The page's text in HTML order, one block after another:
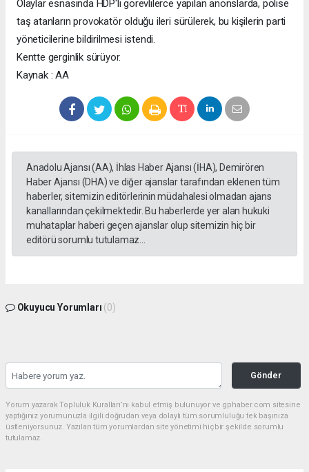
Olaylar esnasında HDP'li görevlilerce yapılan anonslarda, polise
taş atanların provokatör olduğu ileri sürülerek, bu kişilerin parti
yöneticilerine bildirilmesi istendi.
Kentte gerginlik sürüyor.
Kaynak : AA
Anadolu Ajansı (AA), İhlas Haber Ajansı (İHA), Demirören
Haber Ajansı (DHA) ve diğer ajanslar tarafından eklenen tüm
haberler, sitemizin editörlerinin müdahalesi olmadan ajans
kanallarından çekilmektedir. Bu haberlerde yer alan hukuki
muhataplar haberi geçen ajanslar olup sitemizin hiç bir
editörü sorumlu tutulamaz...
Okuyucu Yorumları (0)
Gönder
Yorum yazarak Topluluk Kuralları’nı kabul etmiş bulunuyor ve gphaber.com sitesine
yaptığınız yorumunuzla ilgili doğrudan veya dolaylı tüm sorumluluğu tek başınıza
üstleniyorsunuz. Yazılan tüm yorumlardan site yönetimi hiçbir şekilde sorumlu
tutulamaz.